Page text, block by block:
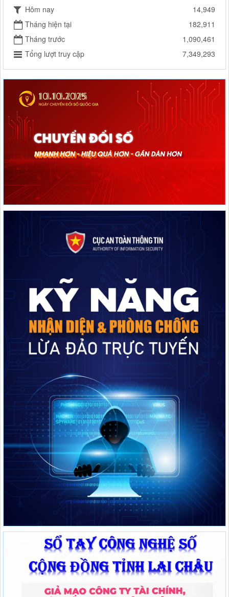
Hôm nay
14,949
Tháng hiện tại
182,911
Tháng trước
1,090,461
Tổng lượt truy cập
7,349,293